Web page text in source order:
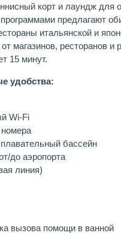
корт и лаундж
предлагают
итальянской и
магазинов, ресторанов
15 минут.
удобства:
Wi-Fi
бассейн
до аэропорта
линия)
вызова помощи в ванной